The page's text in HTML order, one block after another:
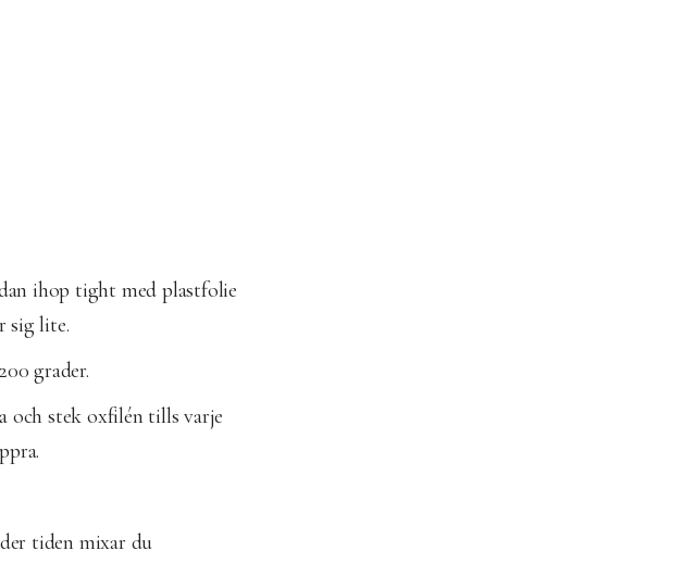
ihop tight med plastfolie
sig lite.
grader.
och stek oxfilén tills varje
tiden mixar du